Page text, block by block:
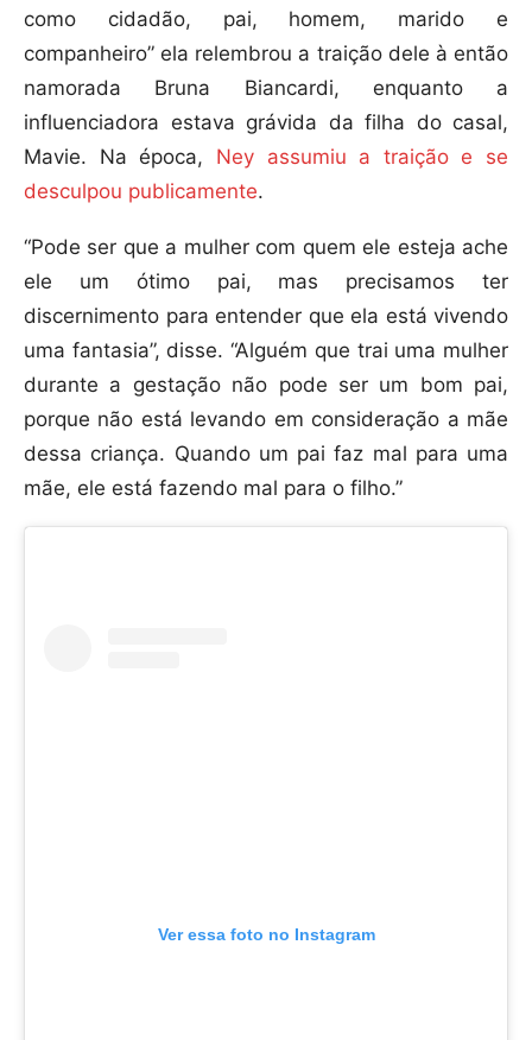
como cidadão, pai, homem, marido e
companheiro” ela relembrou a traição dele à então
namorada Bruna Biancardi, enquanto a
influenciadora estava grávida da filha do casal,
Mavie. Na época, Ney assumiu a traição e se
desculpou publicamente.
“Pode ser que a mulher com quem ele esteja ache
ele um ótimo pai, mas precisamos ter
discernimento para entender que ela está vivendo
uma fantasia”, disse. “Alguém que trai uma mulher
durante a gestação não pode ser um bom pai,
porque não está levando em consideração a mãe
dessa criança. Quando um pai faz mal para uma
mãe, ele está fazendo mal para o filho.”
Ver essa foto no Instagram